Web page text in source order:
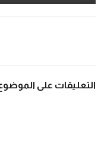
التعليقات على